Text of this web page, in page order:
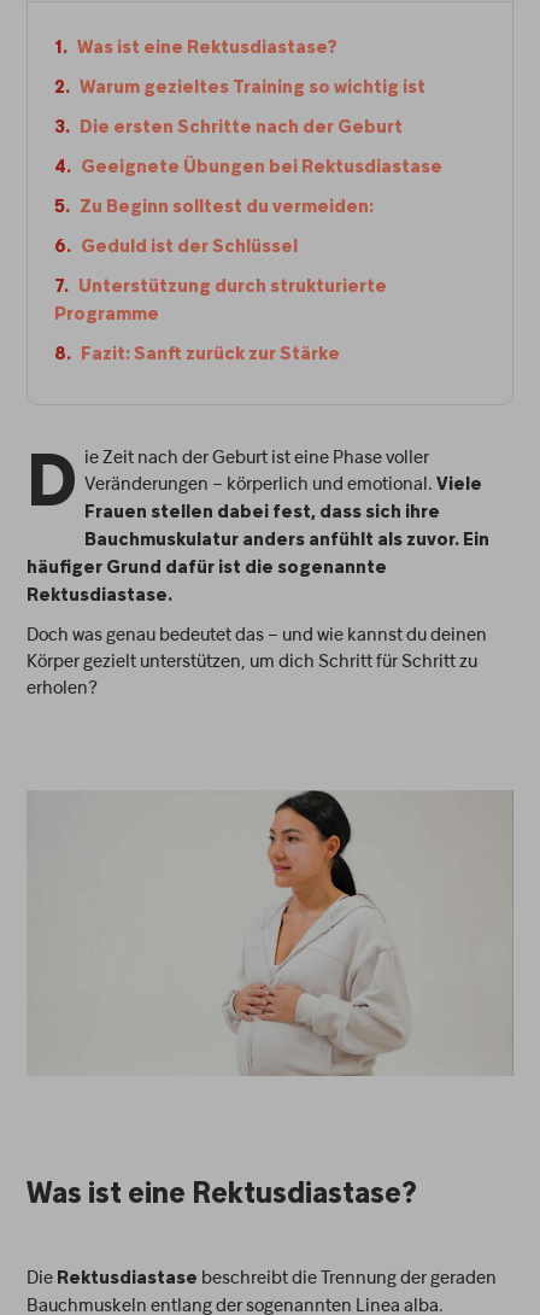
Was ist eine Rektusdiastase?
Warum gezieltes Training so wichtig ist
Die ersten Schritte nach der Geburt
Geeignete Übungen bei Rektusdiastase
Zu Beginn solltest du vermeiden:
Geduld ist der Schlüssel
Unterstützung durch strukturierte
Programme
Fazit: Sanft zurück zur Stärke
D ie Zeit nach der Geburt ist eine Phase voller
Veränderungen – körperlich und emotional.Viele
Frauen stellen dabei fest, dass sich ihre
Bauchmuskulatur anders anfühlt als zuvor. Ein
häufiger Grund dafür ist die sogenannte
Rektusdiastase.
Doch was genau bedeutet das – und wie kannst du deinen
Körper gezielt unterstützen, um dich Schritt für Schritt zu
erholen?
Was ist eine Rektusdiastase?
Die Rektusdiastase beschreibt die Trennung der geraden
Bauchmuskeln entlang der sogenannten Linea alba.